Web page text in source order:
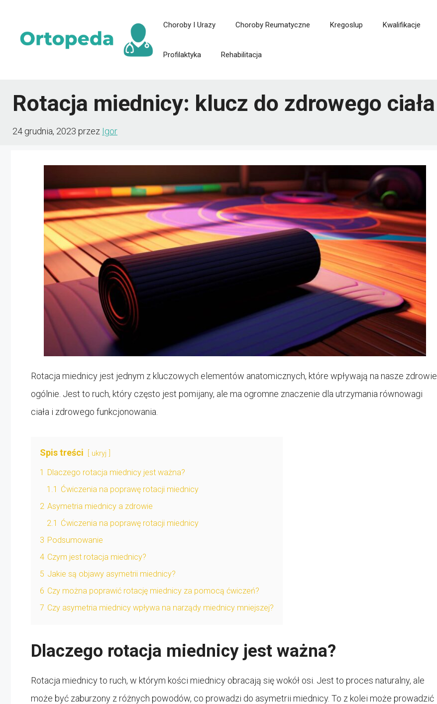
treści
Choroby I Urazy Choroby Reumatyczne Kregoslup Kwalifikacje
Profilaktyka Rehabilitacja
Rotacja miednicy: klucz do zdrowego ciała
24 grudnia, 2023 przez Igor
Rotacja miednicy jest jednym z kluczowych elementów anatomicznych, które wpływają na nasze zdrowie
ogólnie. Jest to ruch, który często jest pomijany, ale ma ogromne znaczenie dla utrzymania równowagi
ciała i zdrowego funkcjonowania.
Spis treści ukryj
1 Dlaczego rotacja miednicy jest ważna?
1.1 Ćwiczenia na poprawę rotacji miednicy
2 Asymetria miednicy a zdrowie
2.1 Ćwiczenia na poprawę rotacji miednicy
3 Podsumowanie
4 Czym jest rotacja miednicy?
5 Jakie są objawy asymetrii miednicy?
6 Czy można poprawić rotację miednicy za pomocą ćwiczeń?
7 Czy asymetria miednicy wpływa na narządy miednicy mniejszej?
Dlaczego rotacja miednicy jest ważna?
Rotacja miednicy to ruch, w którym kości miednicy obracają się wokół osi. Jest to proces naturalny, ale
może być zaburzony z różnych powodów, co prowadzi do asymetrii miednicy. To z kolei może prowadzić